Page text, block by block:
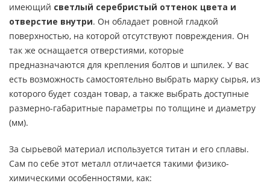
имеющий светлый серебристый оттенок цвета и
отверстие внутри. Он обладает ровной гладкой
поверхностью, на которой отсутствуют повреждения. Он
так же оснащается отверстиями, которые
предназначаются для крепления болтов и шпилек. У вас
есть возможность самостоятельно выбрать марку сырья, из
которого будет создан товар, а также выбрать доступные
размерно-габаритные параметры по толщине и диаметру
(мм).
За сырьевой материал используется титан и его сплавы.
Сам по себе этот металл отличается такими физико-
химическими особенностями, как: